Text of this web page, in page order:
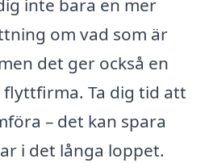
inte bara en mer
om vad som är
det ger också en
Ta dig tid att
– det kan spara
i det långa loppet.